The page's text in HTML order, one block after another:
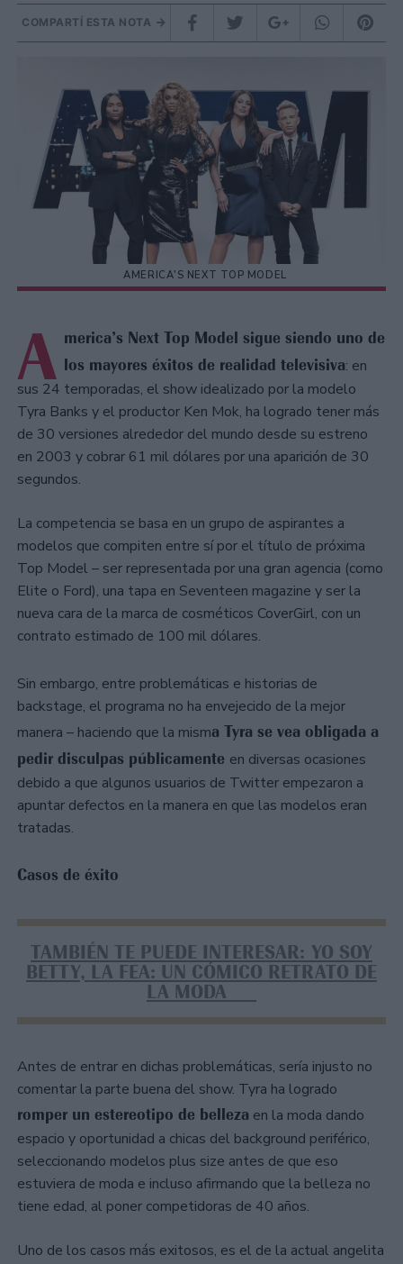
COMPARTÍ ESTA NOTA
AMERICA'S NEXT TOP MODEL
A merica’s Next Top Model sigue siendo uno de
los mayores éxitos de realidad televisiva: en
sus 24 temporadas, el show idealizado por la modelo
Tyra Banks y el productor Ken Mok, ha logrado tener más
de 30 versiones alrededor del mundo desde su estreno
en 2003 y cobrar 61 mil dólares por una aparición de 30
segundos.
La competencia se basa en un grupo de aspirantes a
modelos que compiten entre sí por el título de próxima
Top Model – ser representada por una gran agencia (como
Elite o Ford), una tapa en Seventeen magazine y ser la
nueva cara de la marca de cosméticos CoverGirl, con un
contrato estimado de 100 mil dólares.
Sin embargo, entre problemáticas e historias de
backstage, el programa no ha envejecido de la mejor
manera – haciendo que la misma Tyra se vea obligada a
pedir disculpas públicamente en diversas ocasiones
debido a que algunos usuarios de Twitter empezaron a
apuntar defectos en la manera en que las modelos eran
tratadas.
Casos de éxito
TAMBIÉN TE PUEDE INTERESAR: YO SOY
BETTY, LA FEA: UN CÓMICO RETRATO DE
LA MODA
Antes de entrar en dichas problemáticas, sería injusto no
comentar la parte buena del show. Tyra ha logrado
romper un estereotipo de belleza en la moda dando
espacio y oportunidad a chicas del background periférico,
seleccionando modelos plus size antes de que eso
estuviera de moda e incluso afirmando que la belleza no
tiene edad, al poner competidoras de 40 años.
Uno de los casos más exitosos, es el de la actual angelita